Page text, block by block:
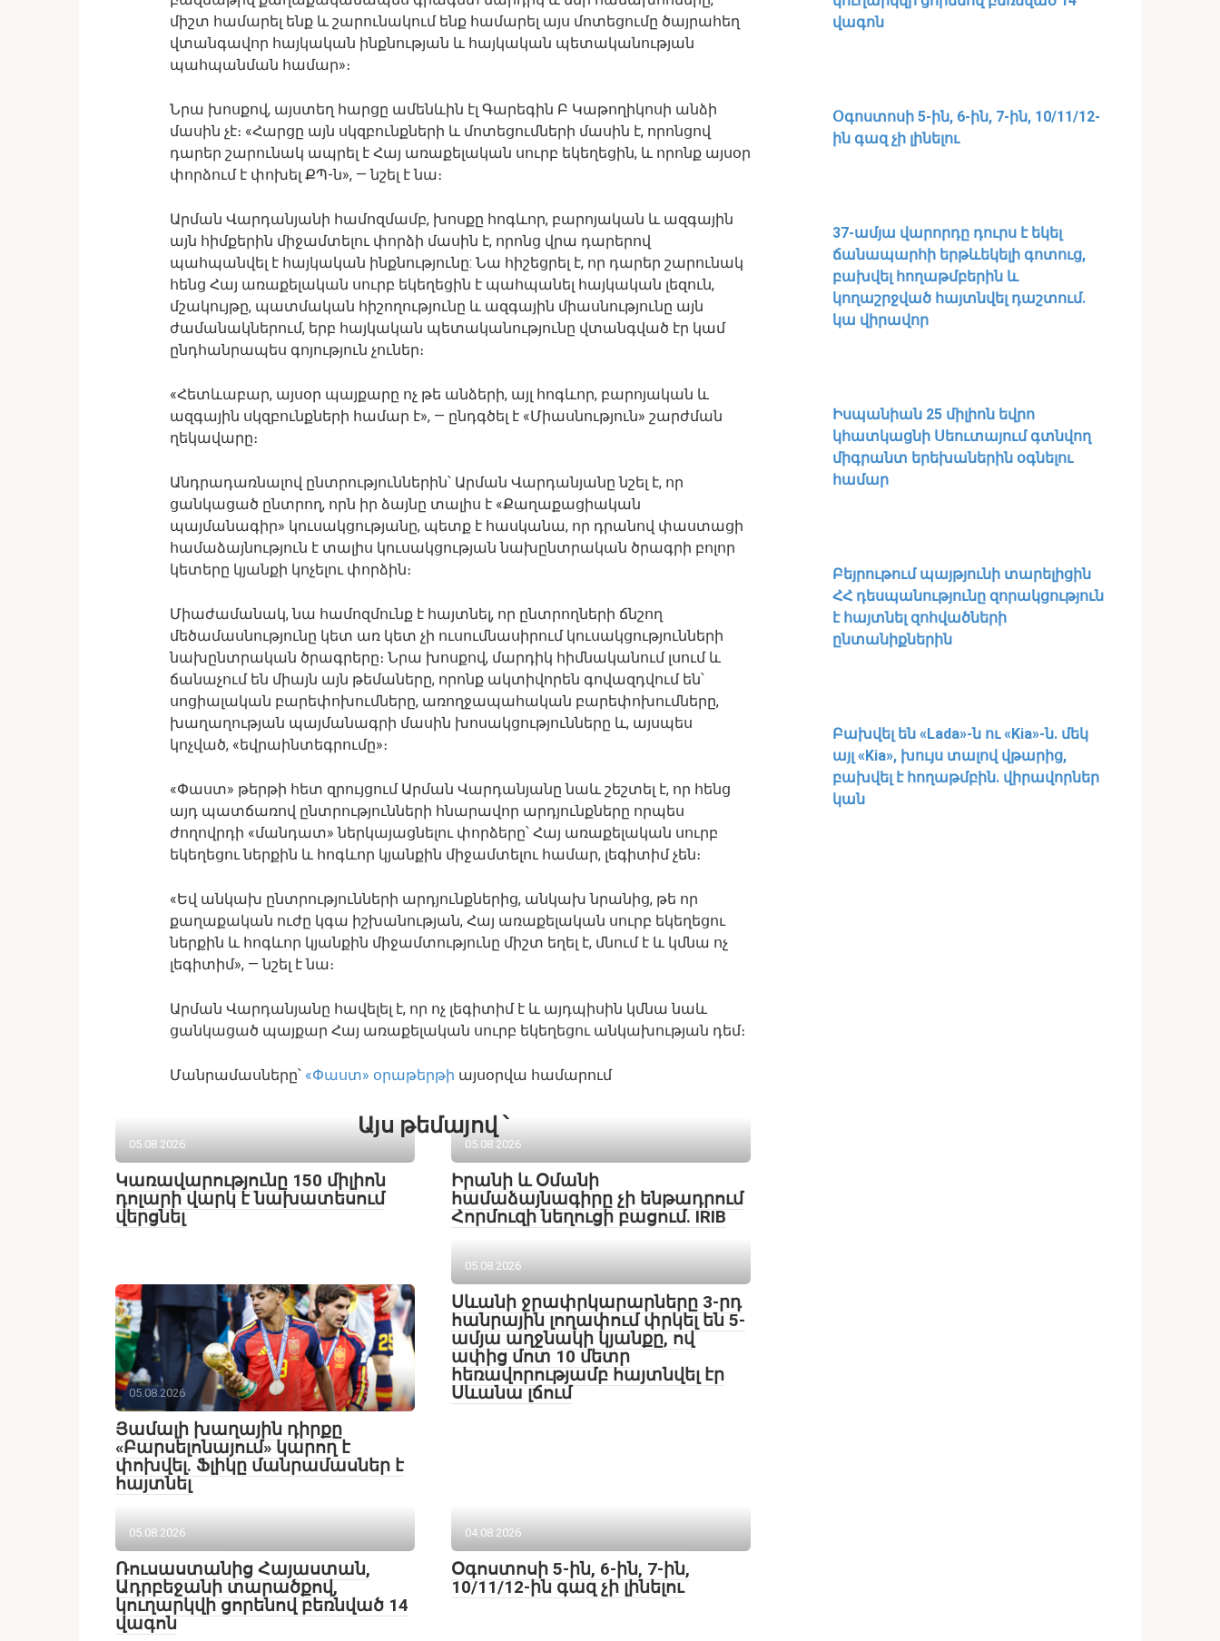
միշտ համարել ենք և շարունակում ենք համարել այս մոտեցումը ծայրահեղ
վտանգավոր հայկական ինքնության և հայկական պետականության
պահպանման համար»։
Նրա խոսքով, այստեղ հարցը ամենևին էլ Գարեգին Բ Կաթողիկոսի անձի
մասին չէ։ «Հարցը այն սկզբունքների և մոտեցումների մասին է, որոնցով
դարեր շարունակ ապրել է Հայ առաքելական սուրբ եկեղեցին, և որոնք այսօր
փորձում է փոխել ՔՊ-ն», — նշել է նա։
Արման Վարդանյանի համոզմամբ, խոսքը հոգևոր, բարոյական և ազգային
այն հիմքերին միջամտելու փորձի մասին է, որոնց վրա դարերով
պահպանվել է հայկական ինքնությունը: Նա հիշեցրել է, որ դարեր շարունակ
հենց Հայ առաքելական սուրբ եկեղեցին է պահպանել հայկական լեզուն,
մշակույթը, պատմական հիշողությունը և ազգային միասնությունը այն
ժամանակներում, երբ հայկական պետականությունը վտանգված էր կամ
ընդհանրապես գոյություն չուներ։
«Հետևաբար, այսօր պայքարը ոչ թե անձերի, այլ հոգևոր, բարոյական և
ազգային սկզբունքների համար է», — ընդգծել է «Միասնություն» շարժման
ղեկավարը։
Անդրադառնալով ընտրություններին՝ Արման Վարդանյանը նշել է, որ
ցանկացած ընտրող, որն իր ձայնը տալիս է «Քաղաքացիական
պայմանագիր» կուսակցությանը, պետք է հասկանա, որ դրանով փաստացի
համաձայնություն է տալիս կուսակցության նախընտրական ծրագրի բոլոր
կետերը կյանքի կոչելու փորձին։
Միաժամանակ, նա համոզմունք է հայտնել, որ ընտրողների ճնշող
մեծամասնությունը կետ առ կետ չի ուսումնասիրում կուսակցությունների
նախընտրական ծրագրերը։ Նրա խոսքով, մարդիկ հիմնականում լսում և
ճանաչում են միայն այն թեմաները, որոնք ակտիվորեն գովազդվում են՝
սոցիալական բարեփոխումները, առողջապահական բարեփոխումները,
խաղաղության պայմանագրի մասին խոսակցությունները և, այսպես
կոչված, «եվրաինտեգրումը»։
«Փաստ» թերթի հետ զրույցում Արման Վարդանյանը նաև շեշտել է, որ հենց
այդ պատճառով ընտրությունների հնարավոր արդյունքները որպես
ժողովրդի «մանդատ» ներկայացնելու փորձերը՝ Հայ առաքելական սուրբ
եկեղեցու ներքին և հոգևոր կյանքին միջամտելու համար, լեգիտիմ չեն։
«Եվ անկախ ընտրությունների արդյունքներից, անկախ նրանից, թե որ
քաղաքական ուժը կգա իշխանության, Հայ առաքելական սուրբ եկեղեցու
ներքին և հոգևոր կյանքին միջամտությունը միշտ եղել է, մնում է և կմնա ոչ
լեգիտիմ», — նշել է նա։
Արման Վարդանյանը հավելել է, որ ոչ լեգիտիմ է և այդպիսին կմնա նաև
ցանկացած պայքար Հայ առաքելական սուրբ եկեղեցու անկախության դեմ։
Մանրամասները՝ «Փաստ» օրաթերթի այսօրվա համարում
Այս թեմայով ՝
05.08.2026
Կառավարությունը 150 միլիոն
դոլարի վարկ է նախատեսում
վերցնել
05.08.2026
Իրանի և Օմանի
համաձայնագիրը չի ենթադրում
Հորմուզի նեղուցի բացում. IRIB
05.08.2026
Յամալի խաղային դիրքը
«Բարսելոնայում» կարող է
փոխվել․ Ֆլիկը մանրամասներ է
հայտնել
05.08.2026
Սևանի ջրափրկարարները 3-րդ
հանրային լողափում փրկել են 5-
ամյա աղջնակի կյանքը, ով
ափից մոտ 10 մետր
հեռավորությամբ հայտնվել էր
Սևանա լճում
05.08.2026
Ռուսաստանից Հայաստան,
Ադրբեջանի տարածքով,
կուղարկվի ցորենով բեռնված 14
վագոն
04.08.2026
Օգոստոսի 5-ին, 6-ին, 7-ին,
10/11/12-ին գազ չի լինելու
վագոն
Օգոստոսի 5-ին, 6-ին, 7-ին, 10/11/12-
ին գազ չի լինելու
37-ամյա վարորդը դուրս է եկել
ճանապարհի երթևեկելի գոտուց,
բախվել հողաթմբերին և
կողաշրջված հայտնվել դաշտում․
կա վիրավոր
Իսպանիան 25 միլիոն եվրո
կհատկացնի Սեուտայում գտնվող
միգրանտ երեխաներին օգնելու
համար
Բեյրութում պայթյունի տարելիցին
ՀՀ դեսպանությունը զորակցություն
է հայտնել զոհվածների
ընտանիքներին
Բախվել են «Lada»-ն ու «Kia»-ն. մեկ
այլ «Kia», խույս տալով վթարից,
բախվել է հողաթմբին. վիրավորներ
կան